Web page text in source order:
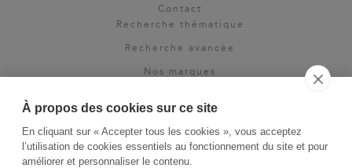
À propos des cookies sur ce site
En cliquant sur « Accepter tous les cookies », vous acceptez
l’utilisation de cookies essentiels au fonctionnement du site et pour
améliorer et personnaliser le contenu.
Contact
Recherche thématique
Recherche avancée
Nos marques
Espace pro
Newsletter
La Vie des Classiques